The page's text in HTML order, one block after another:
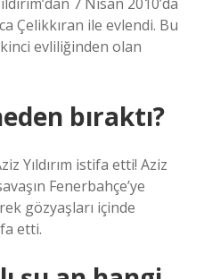
Çelikkıran ile evlendi. Bu
evliliğinden olan
bıraktı?
Yıldırım istifa etti! Aziz
Fenerbahçe’ye
gözyaşları içinde
etti.